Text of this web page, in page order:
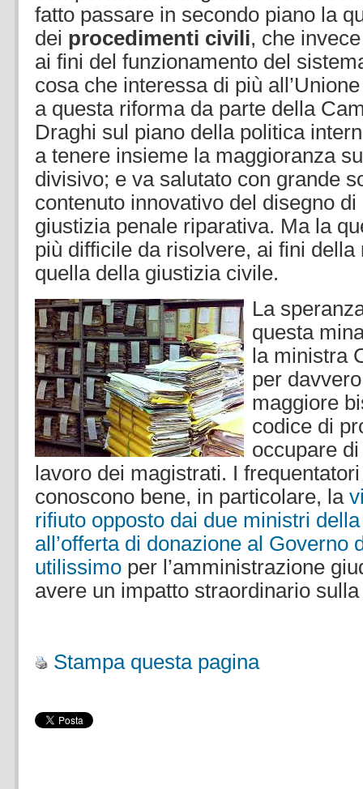
fatto passare in secondo piano la
dei procedimenti civili, che
ai fini del funzionamento del
cosa che interessa di più
a questa riforma da parte della
Draghi sul piano della politica
a tenere insieme la maggioranza
divisivo; e va salutato con grande
contenuto innovativo del disegno
giustizia penale riparativa. Ma la
più difficile da risolvere, ai fini
quella della giustizia civile.
La
questa
la ministra
per
maggiore
codice di
occupare
lavoro dei magistrati. I
conoscono bene, in particolare, la
rifiuto opposto dai due ministri
all’offerta di donazione al Governo
utilissimo per l’amministrazione
avere un impatto straordinario
Stampa questa pagina